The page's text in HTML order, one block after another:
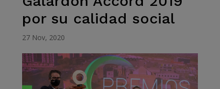
por su calidad social
27 Nov, 2020